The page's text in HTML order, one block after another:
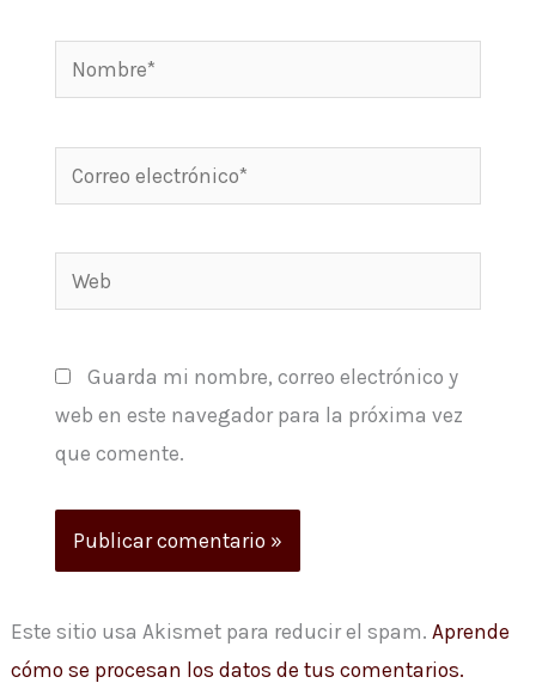
Nombre*
Correo
electrónico*
Web
Guarda mi nombre, correo electrónico y
web en este navegador para la próxima vez
que comente.
Este sitio usa Akismet para reducir el spam.Aprende
cómo se procesan los datos de tus comentarios.